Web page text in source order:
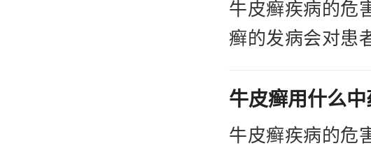
情和治疗方法进
法不正确，那么
者的实际情况，
为每个人的患部
牛皮癣疾病的危
癣的发病会对患
自卑、自闭的倾
宁波哪家治疗银
牛皮癣疾病的危